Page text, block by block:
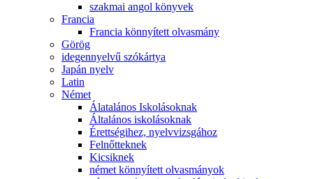
szakmai angol könyvek
Francia
Francia könnyített olvasmány
Görög
idegennyelvű szókártya
Japán nyelv
Latin
Német
Álatalános Iskolásoknak
Általános iskolásoknak
Érettségihez, nyelvvizsgához
Felnőtteknek
Kicsiknek
német könnyített olvasmányok